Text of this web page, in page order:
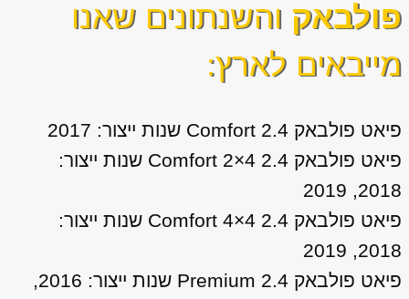
פולבאק והשנתונים שאנו
מייבאים לארץ:
פיאט פולבאק 2.4 Comfort שנות ייצור: 2017
פיאט פולבאק 2.4 Comfort 2×4 שנות ייצור:
2018, 2019
פיאט פולבאק 2.4 Comfort 4×4 שנות ייצור:
2018, 2019
פיאט פולבאק 2.4 Premium שנות ייצור: 2016,